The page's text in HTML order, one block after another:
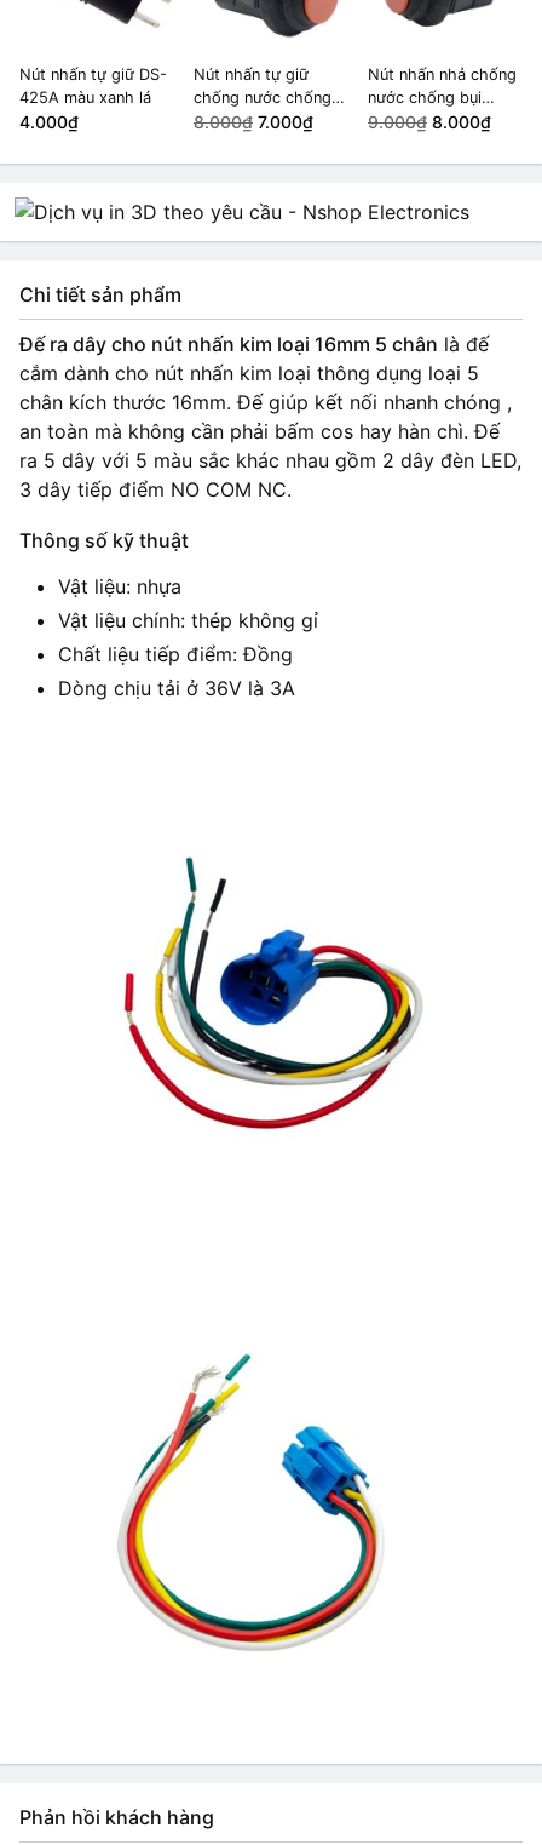
Nút nhấn tự giữ DS-
425A màu xanh lá
4.000₫
Nút nhấn tự giữ
chống nước chống
bụi 14mm PB-1405
8.000₫ 7.000₫
Nút nhấn nhả chống
nước chống bụi
14mm PB-1405 màu
9.000₫ 8.000₫
Chi tiết sản phẩm
Đế ra dây cho nút nhấn kim loại 16mm 5 chân là đế
cắm dành cho nút nhấn kim loại thông dụng loại 5
chân kích thước 16mm. Đế giúp kết nối nhanh chóng ,
an toàn mà không cần phải bấm cos hay hàn chì. Đế
ra 5 dây với 5 màu sắc khác nhau gồm 2 dây đèn LED,
3 dây tiếp điểm NO COM NC.
Thông số kỹ thuật
Vật liệu: nhựa
Vật liệu chính: thép không gỉ
Chất liệu tiếp điểm: Đồng
Dòng chịu tải ở 36V là 3A
Phản hồi khách hàng